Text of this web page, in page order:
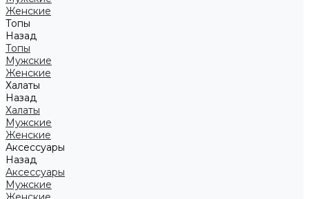
Женские
Топы
Назад
Топы
Мужские
Женские
Халаты
Назад
Халаты
Мужские
Женские
Аксессуары
Назад
Аксессуары
Мужские